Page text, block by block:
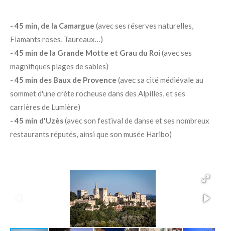
- 45 min, de la Camargue (avec ses réserves naturelles,
Flamants roses, Taureaux…)
- 45 min de la Grande Motte et Grau du Roi (avec ses
magnifiques plages de sables)
- 45 min des Baux de Provence (avec sa cité médiévale au
sommet d'une crète rocheuse dans des Alpilles, et ses
carrières de Lumière)
- 45 min d'Uzès(avec son festival de danse et ses nombreux
restaurants réputés, ainsi que son musée Haribo)